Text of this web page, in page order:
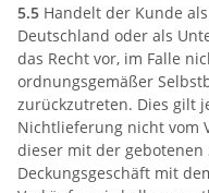
5.5 Handelt der Kunde
Deutschland oder als
das Recht vor, im Falle
ordnungsgemäßer
zurückzutreten. Dies gilt
Nichtlieferung nicht vom
dieser mit der gebotenen
Deckungsgeschäft mit